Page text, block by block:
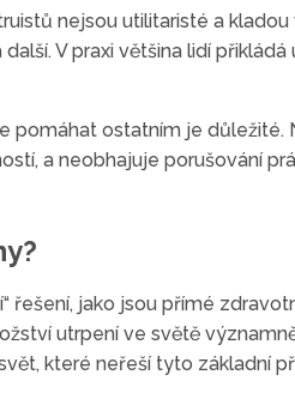
nejsou utilitaristé a
V praxi většina lidí
pomáhat ostatním je důležité.
a neobhajuje porušování
jako jsou přímé
utrpení ve světě
které neřeší tyto základní